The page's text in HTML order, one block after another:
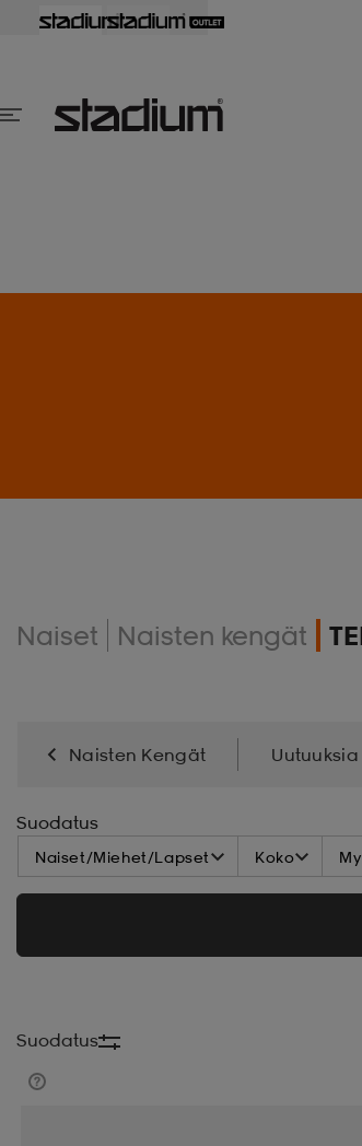
Naiset Naisten kengät
Naisten Kengät Uutuuksia
Pyöräilykengät
Suodatus
Naiset/Miehet/Lapset Koko
Suodatus